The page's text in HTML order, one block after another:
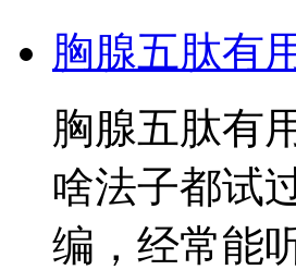
胸腺五肽有
胸腺五肽有
啥法子都试
编，经常能